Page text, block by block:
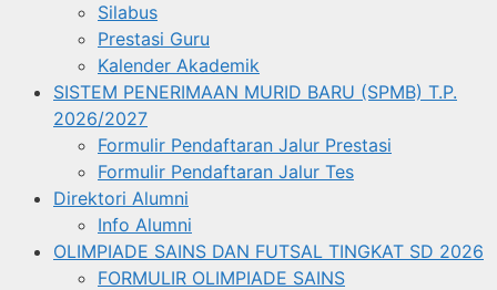
Silabus
Prestasi Guru
Kalender Akademik
SISTEM PENERIMAAN MURID BARU (SPMB) T.P.
2026/2027
Formulir Pendaftaran Jalur Prestasi
Formulir Pendaftaran Jalur Tes
Direktori Alumni
Info Alumni
OLIMPIADE SAINS DAN FUTSAL TINGKAT SD 2026
FORMULIR OLIMPIADE SAINS